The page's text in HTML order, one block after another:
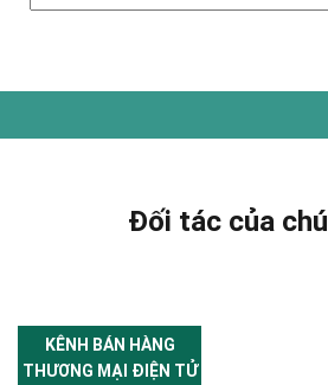
Đối tác của
KÊNH BÁN HÀNG
THƯƠNG MẠI ĐIỆN TỬ